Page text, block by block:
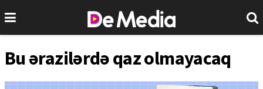
Bu ərazilərdə qaz olmayacaq